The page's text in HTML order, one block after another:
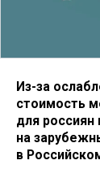
Из-за
стоимость
для россиян
на
в